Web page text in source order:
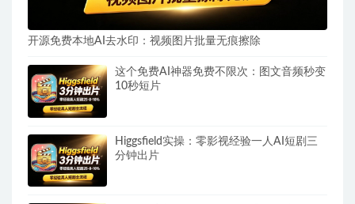
开源免费本地AI去水印：视频图片批量无痕擦除
这个免费AI神器免费不限次：图文音频秒变
10秒短片
Higgsfield实操：零影视经验一人AI短剧三
分钟出片